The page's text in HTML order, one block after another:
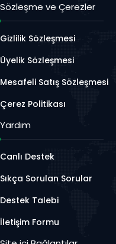
Sözleşme ve Çerezler
Gizlilik Sözleşmesi
Üyelik Sözleşmesi
Mesafeli Satış Sözleşmesi
Çerez Politikası
Yardım
Canlı Destek
Sıkça Sorulan Sorular
Destek Talebi
İletişim Formu